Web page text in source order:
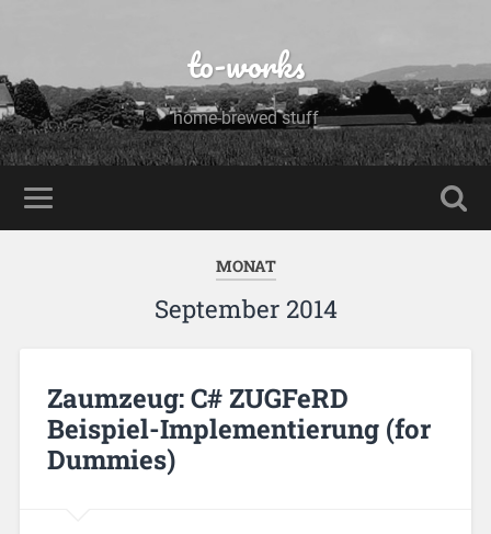
to-works
home-brewed stuff
MONAT
September 2014
Zaumzeug: C# ZUGFeRD
Beispiel-Implementierung (for
Dummies)